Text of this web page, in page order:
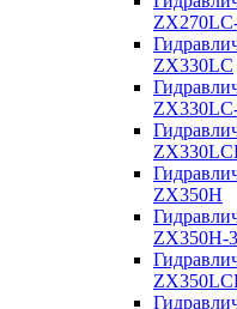
ZX330LC
ZX350H
ZX350H-3